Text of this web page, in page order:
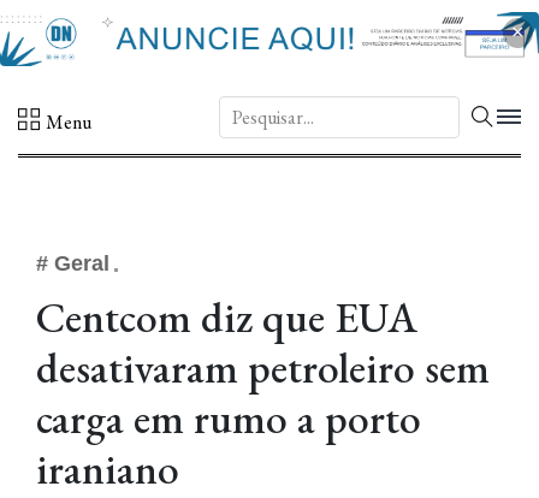
×
Menu DN.
# Geral
Centcom diz que EUA
desativaram petroleiro sem
carga em rumo a porto
iraniano